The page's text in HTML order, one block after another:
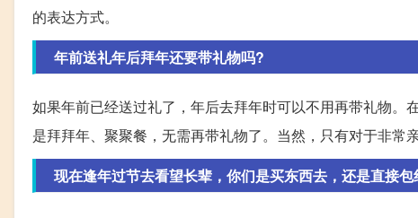
的表达方式。
年前送礼年后拜年还要带礼物吗?
如果年前已经送过礼了，年后去拜年时可以不用再带礼物
是拜拜年、聚聚餐，无需再带礼物了。当然，只有对于非常
现在逢年过节去看望长辈，你们是买东西去，还是直接